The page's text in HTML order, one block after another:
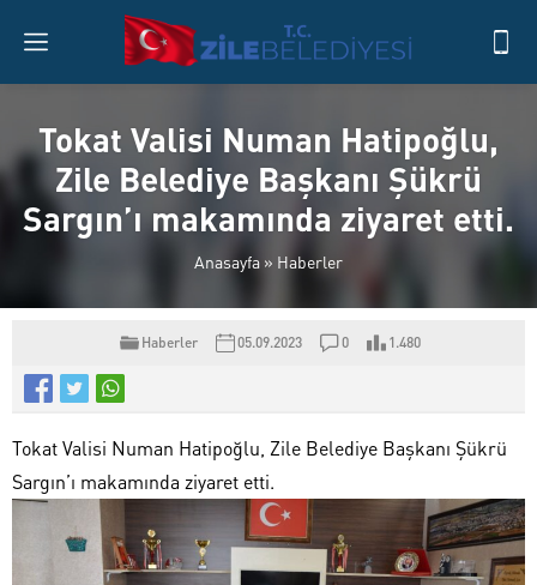
Tokat Valisi Numan Hatipoğlu,
Zile Belediye Başkanı Şükrü
Sargın’ı makamında ziyaret etti.
Anasayfa » Haberler
Haberler 05.09.2023 0 1.480
Tokat Valisi Numan Hatipoğlu, Zile Belediye Başkanı Şükrü
Sargın’ı makamında ziyaret etti.